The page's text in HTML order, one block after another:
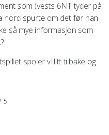
som (vests 6NT tyder på
nord spurte om det før han
så mye informasjon som
spoler vi litt tilbake og